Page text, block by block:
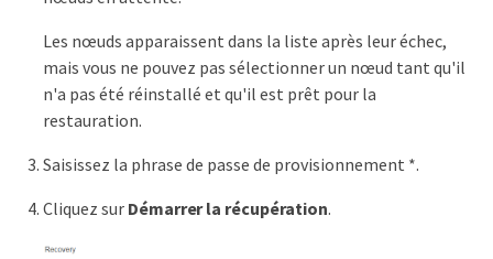
Les nœuds apparaissent dans la liste après leur échec,
mais vous ne pouvez pas sélectionner un nœud tant qu'il
n'a pas été réinstallé et qu'il est prêt pour la
restauration.
Saisissez la phrase de passe de provisionnement *.
Cliquez sur Démarrer la récupération.